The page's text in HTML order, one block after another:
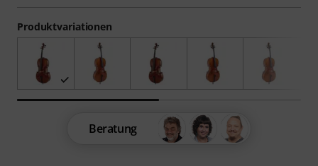
Produktvariationen
Beratung